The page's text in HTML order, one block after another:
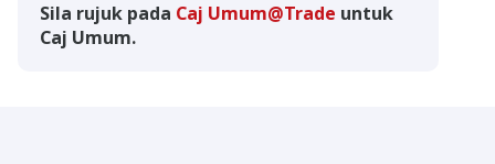
Sila rujuk pada Caj Umum@Trade untuk
Caj Umum.